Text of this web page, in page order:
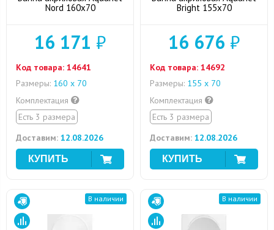
Nord 160x70
16 171 ₽
Код товара: 14641
Размеры: 160 х 70
Комплектация
Есть 3 размера
Доставим: 12.08.2026
Bright 155x70
16 676 ₽
Код товара: 14692
Размеры: 155 x 70
Комплектация
Есть 3 размера
Доставим: 12.08.2026
В наличии В наличии